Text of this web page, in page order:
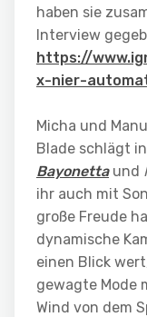
haben sie
Interview
https://
x-nier-
Micha und
Blade schlägt
Bayonettaund
ihr auch mit
große Freude
dynamische
einen Blick
gewagte Mode
Wind von dem